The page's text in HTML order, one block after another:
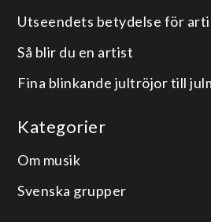
Utseendets betydelse för
Så blir du en artist
Fina blinkande jultröjor till
Kategorier
Om musik
Svenska grupper